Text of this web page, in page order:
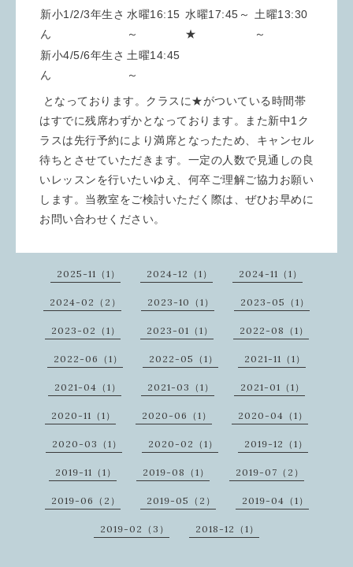
新小1/2/3年生さ
ん
水曜16:15
～
水曜17:45～
★
土曜13:30
～
新小4/5/6年生さ
ん
土曜14:45
～
となっております。クラスに★がついている時間帯
はすでに残席わずかとなっております。また新中1ク
ラスは先行予約により満席となったため、キャンセル
待ちとさせていただきます。一定の人数で見通しの良
いレッスンを行いたいゆえ、何卒ご理解ご協力お願い
します。当教室をご検討いただく際は、ぜひお早めに
お問い合わせください。
2025-11（1） 2024-12（1） 2024-11（1）
2024-02（2） 2023-10（1） 2023-05（1）
2023-02（1） 2023-01（1） 2022-08（1）
2022-06（1） 2022-05（1） 2021-11（1）
2021-04（1） 2021-03（1） 2021-01（1）
2020-11（1） 2020-06（1） 2020-04（1）
2020-03（1） 2020-02（1） 2019-12（1）
2019-11（1） 2019-08（1） 2019-07（2）
2019-06（2） 2019-05（2） 2019-04（1）
2019-02（3） 2018-12（1）